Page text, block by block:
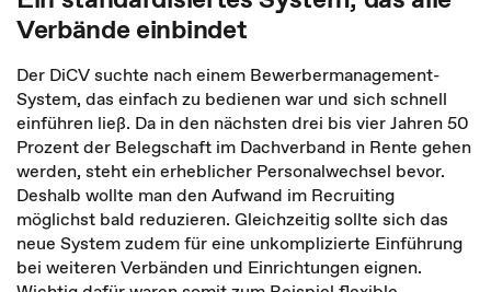
Verbände einbindet
Der DiCV suchte nach einem Bewerbermanagement-
System, das einfach zu bedienen war und sich schnell
einführen ließ. Da in den nächsten drei bis vier Jahren 50
Prozent der Belegschaft im Dachverband in Rente gehen
werden, steht ein erheblicher Personalwechsel bevor.
Deshalb wollte man den Aufwand im Recruiting
möglichst bald reduzieren. Gleichzeitig sollte sich das
neue System zudem für eine unkomplizierte Einführung
bei weiteren Verbänden und Einrichtungen eignen.